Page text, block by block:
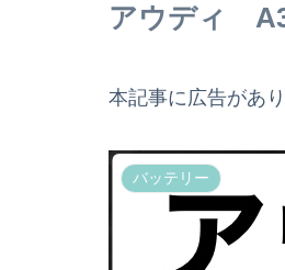
アウディ
本記事に広告があり
バッテリー